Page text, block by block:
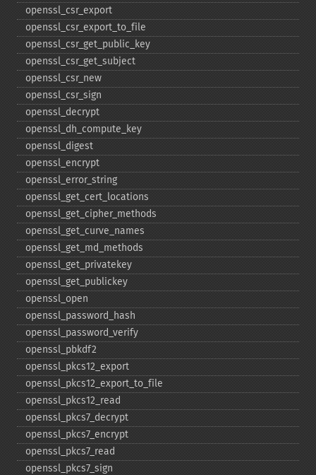
openssl_​csr_​export
openssl_​csr_​export_​to_​file
openssl_​csr_​get_​public_​key
openssl_​csr_​get_​subject
openssl_​csr_​new
openssl_​csr_​sign
openssl_​decrypt
openssl_​dh_​compute_​key
openssl_​digest
openssl_​encrypt
openssl_​error_​string
openssl_​get_​cert_​locations
openssl_​get_​cipher_​methods
openssl_​get_​curve_​names
openssl_​get_​md_​methods
openssl_​get_​privatekey
openssl_​get_​publickey
openssl_​open
openssl_​password_​hash
openssl_​password_​verify
openssl_​pbkdf2
openssl_​pkcs12_​export
openssl_​pkcs12_​export_​to_​file
openssl_​pkcs12_​read
openssl_​pkcs7_​decrypt
openssl_​pkcs7_​encrypt
openssl_​pkcs7_​read
openssl_​pkcs7_​sign